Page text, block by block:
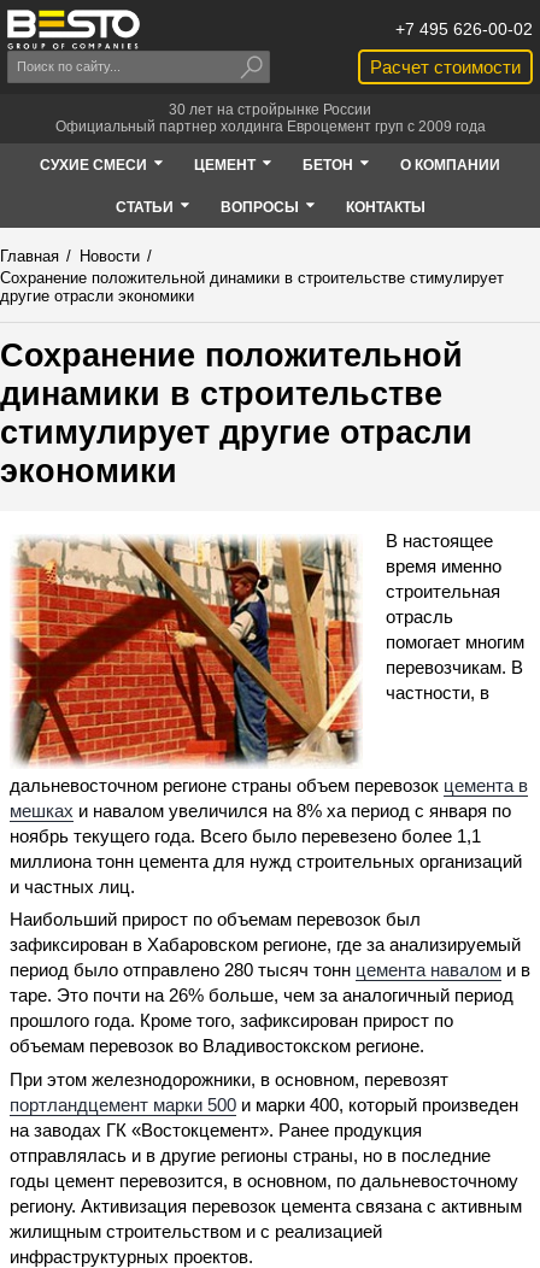
Расчет стоимости
+7 495 626-00-02
30 лет на стройрынке России
Официальный партнер холдинга Евроцемент груп с 2009 года
СУХИЕ СМЕСИ ЦЕМЕНТ БЕТОН О КОМПАНИИ
СТАТЬИ ВОПРОСЫ КОНТАКТЫ
Главная / Новости /
Сохранение положительной динамики в строительстве стимулирует
другие отрасли экономики
Сохранение положительной
динамики в строительстве
стимулирует другие отрасли
экономики
В настоящее
время именно
строительная
отрасль
помогает многим
перевозчикам. В
частности, в
дальневосточном регионе страны объем перевозок цемента в
мешках и навалом увеличился на 8% ха период с января по
ноябрь текущего года. Всего было перевезено более 1,1
миллиона тонн цемента для нужд строительных организаций
и частных лиц.
Наибольший прирост по объемам перевозок был
зафиксирован в Хабаровском регионе, где за анализируемый
период было отправлено 280 тысяч тонн цемента навалом и в
таре. Это почти на 26% больше, чем за аналогичный период
прошлого года. Кроме того, зафиксирован прирост по
объемам перевозок во Владивостокском регионе.
При этом железнодорожники, в основном, перевозят
портландцемент марки 500 и марки 400, который произведен
на заводах ГК «Востокцемент». Ранее продукция
отправлялась и в другие регионы страны, но в последние
годы цемент перевозится, в основном, по дальневосточному
региону. Активизация перевозок цемента связана с активным
жилищным строительством и с реализацией
инфраструктурных проектов.